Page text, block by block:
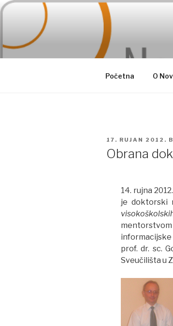
Skip
Početna O
POSTED
ON
17. RUJAN 2012.
Obrana
14. rujna
je doktorski
informacijske
prof. dr. sc.
Sveučilišta u